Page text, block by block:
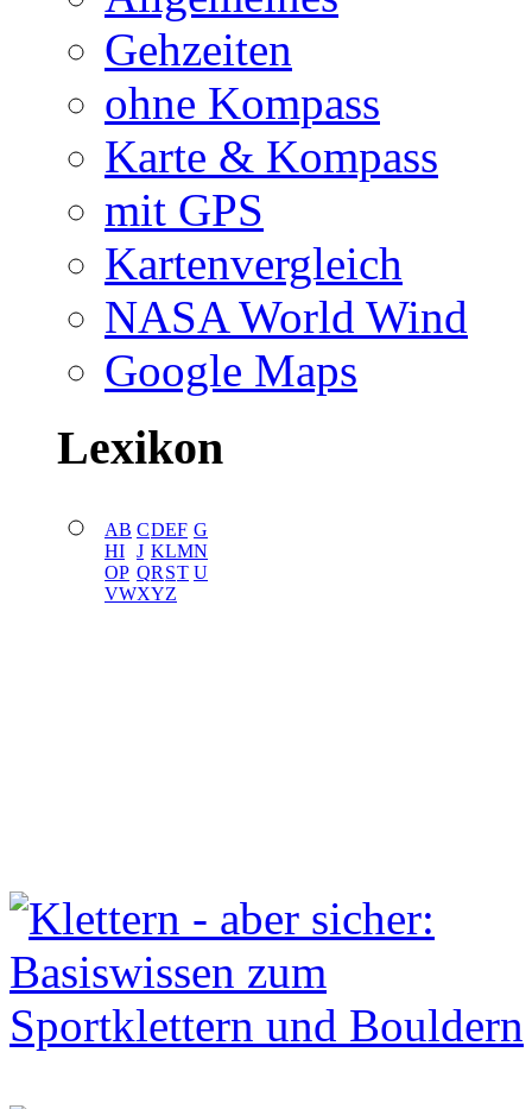
Gehzeiten
ohne Kompass
Karte & Kompass
mit GPS
Kartenvergleich
NASA World Wind
Google Maps
Lexikon
AB CDEF G
HI J KLMN
OP QR ST U
VWXYZ